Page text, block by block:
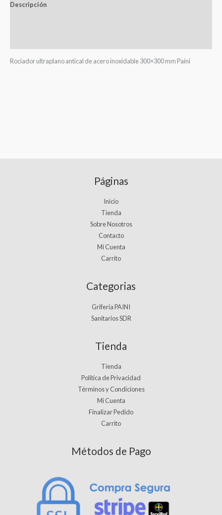
Descripción
Rociador ultraplano antical de acero inoxidable 300×300 mm Paini
Páginas
Inicio
Tienda
Sobre Nosotros
Contacto
Mi Cuenta
Carrito
Categorias
Grifería PAINI
Sanitarios SDR
Tienda
Tienda
Política de Privacidad
Términos y Condiciones
Mi Cuenta
Finalizar Pedido
Carrito
Métodos de Pago